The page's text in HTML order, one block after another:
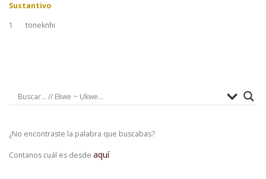
Sustantivo
1 toneknhi
¿No encontraste la palabra que buscabas?
Contanos cuál es desde aquí